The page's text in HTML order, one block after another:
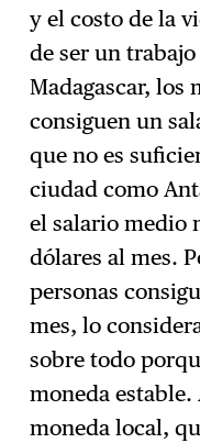
y el costo de la
de ser un
Madagascar, los
consiguen un
que no es
ciudad como
el salario medio
dólares al mes.
personas
mes, lo
sobre todo
moneda
moneda local,